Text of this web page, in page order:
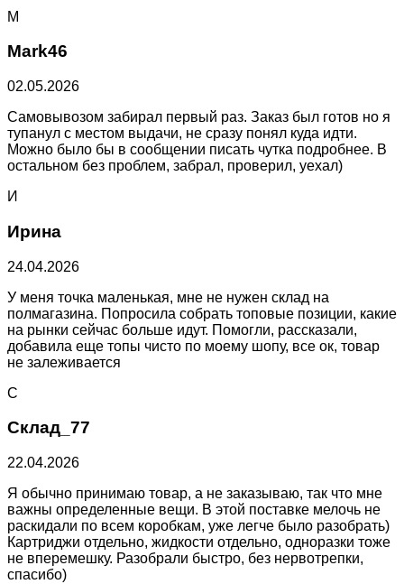
M
Mark46
02.05.2026
Самовывозом забирал первый раз. Заказ был готов но я
тупанул с местом выдачи, не сразу понял куда идти.
Можно было бы в сообщении писать чутка подробнее. В
остальном без проблем, забрал, проверил, уехал)
И
Ирина
24.04.2026
У меня точка маленькая, мне не нужен склад на
полмагазина. Попросила собрать топовые позиции, какие
на рынки сейчас больше идут. Помогли, рассказали,
добавила еще топы чисто по моему шопу, все ок, товар
не залеживается
С
Склад_77
22.04.2026
Я обычно принимаю товар, а не заказываю, так что мне
важны определенные вещи. В этой поставке мелочь не
раскидали по всем коробкам, уже легче было разобрать)
Картриджи отдельно, жидкости отдельно, одноразки тоже
не вперемешку. Разобрали быстро, без нервотрепки,
спасибо)